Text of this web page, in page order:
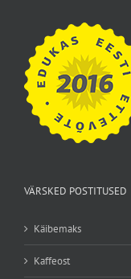
VÄRSKED POSTITUSED
Käibemaks
Kaffeost